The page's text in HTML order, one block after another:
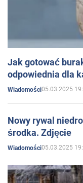
Jak gotować
odpowiednia dla
Wiadomości05.03.2025
Nowy rywal
środka. Zdjęcie
Wiadomości05.03.2025